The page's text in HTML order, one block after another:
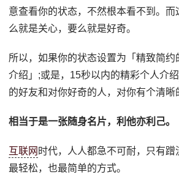
意查看你的状态，不然根本看不到。而
么就是关心，要么就是好奇。
所以，如果你的状态设置为「精致简约
介绍」;或是，15秒以内的精彩个人介绍
的好友和对你好奇的人，对你有个清晰
相当于是一张随身名片，利他亦利己。
互联网 时代，人人都急不可耐，只有蹭
最轻松，也最简单的方式。